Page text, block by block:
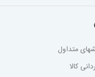
متداول
کالا